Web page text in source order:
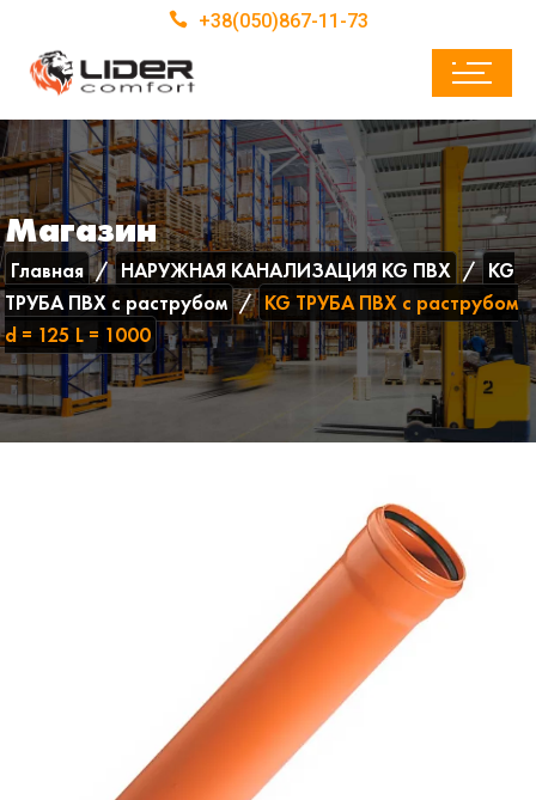
+38(050)867-11-73
Магазин
Главная НАРУЖНАЯ КАНАЛИЗАЦИЯ KG ПВХ
KG
ТРУБА ПВХ с раструбом
KG ТРУБА ПВХ с раструбом
d = 125 L = 1000